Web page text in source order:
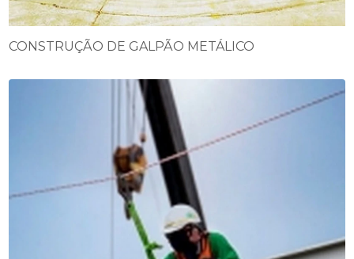
CONSTRUÇÃO DE GALPÃO METÁLICO